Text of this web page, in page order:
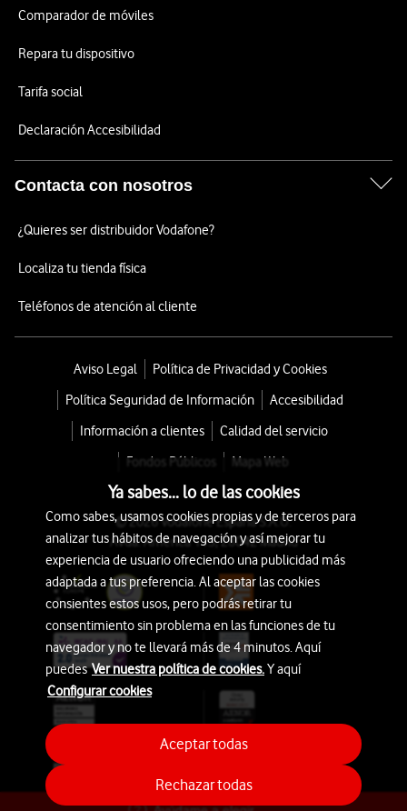
Comparador de móviles
Repara tu dispositivo
Tarifa social
Declaración Accesibilidad
Contacta con nosotros
¿Quieres ser distribuidor Vodafone?
Localiza tu tienda física
Teléfonos de atención al cliente
Aviso Legal
Política de Privacidad y Cookies
Política Seguridad de Información
Accesibilidad
Información a clientes
Calidad del servicio
Fondos Públicos
Mapa Web
© 2026 Vodafone España S.A.U.
Avda. América 115, 28042 Madrid
Ya sabes... lo de las cookies
Como sabes, usamos cookies propias y de terceros para
analizar tus hábitos de navegación y así mejorar tu
experiencia de usuario ofreciendo una publicidad más
adaptada a tus preferencia. Al aceptar las cookies
consientes estos usos, pero podrás retirar tu
consentimiento sin problema en las funciones de tu
navegador y no te llevará más de 4 minutos. Aquí
puedesVer nuestra política de cookies.Y aquí
Configurar cookies
Rechazar todas
Aceptar todas